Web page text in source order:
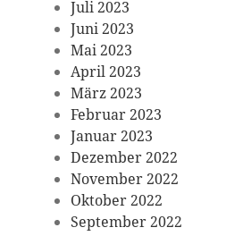
Juli 2023
Juni 2023
Mai 2023
April 2023
März 2023
Februar 2023
Januar 2023
Dezember 2022
November 2022
Oktober 2022
September 2022